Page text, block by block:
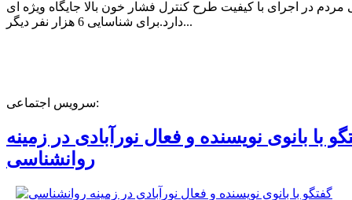
در اجرای با کیفیت طرح کنترل فشار خون بالا جایگاه ویژه ای
دارد.برای شناسایی 6 هزار نفر دیگر...
سرویس اجتماعی:
با بانوی نویسنده و فعال نورآبادی در زمینه
روانشناسی